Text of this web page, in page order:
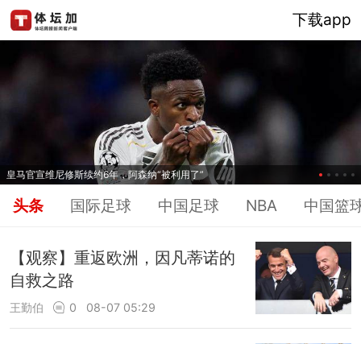
下载app
皇马官宣维尼修斯续约6年，阿森纳“被利用了”
头条 国际足球 中国足球 NBA 中国篮
【观察】重返欧洲，因凡蒂诺的
自救之路
王勤伯 0 08-07 05:29